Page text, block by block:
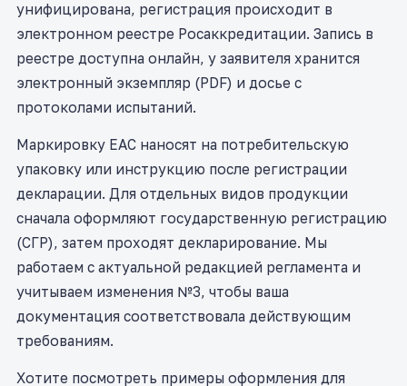
унифицирована, регистрация происходит в
электронном реестре Росаккредитации. Запись в
реестре доступна онлайн, у заявителя хранится
электронный экземпляр (PDF) и досье с
протоколами испытаний.
Маркировку ЕАС наносят на потребительскую
упаковку или инструкцию после регистрации
декларации. Для отдельных видов продукции
сначала оформляют государственную регистрацию
(СГР), затем проходят декларирование. Мы
работаем с актуальной редакцией регламента и
учитываем изменения №3, чтобы ваша
документация соответствовала действующим
требованиям.
Хотите посмотреть примеры оформления для